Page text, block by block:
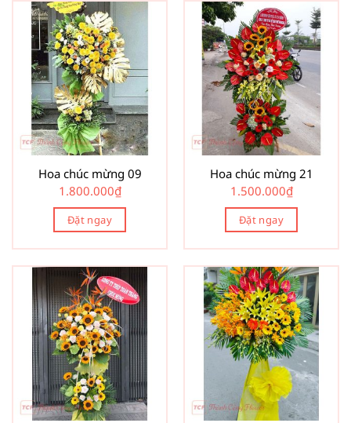
Hoa chúc mừng 09
1.800.000₫
Đặt ngay
Hoa chúc mừng 21
1.500.000₫
Đặt ngay